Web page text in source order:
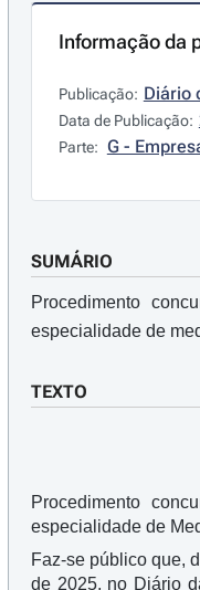
Informação da
Publicação: Diário
Data de Publicação:
Parte: G -
SUMÁRIO
Procedimento
especialidade de
TEXTO
Procedimento
especialidade de
Faz-se público que,
de 2025, no Diário